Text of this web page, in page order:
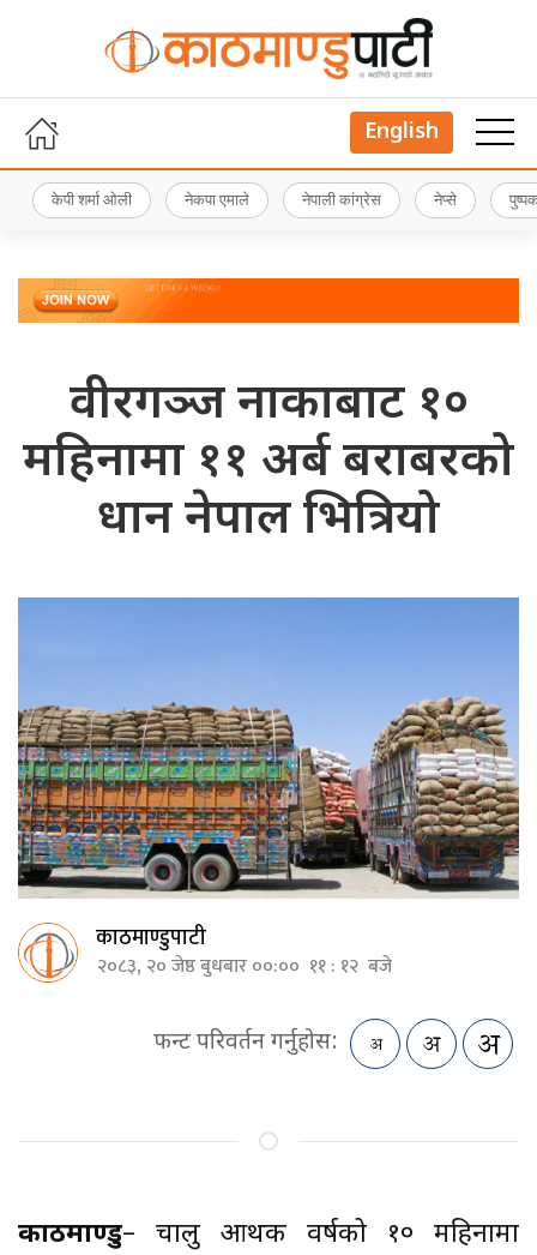
English
केपी शर्मा ओली नेकपा एमाले नेपाली कांग्रेस नेप्से
वीरगञ्ज नाकाबाट १०
महिनामा ११ अर्ब बराबरको
धान नेपाल भित्रियो
काठमाण्डुपाटी
२०८३, २० जेष्ठ बुधबार ००:०० ११ : १२ बजे
फन्ट परिवर्तन गर्नुहोस:
काठमाण्डु– चालु आर्थिक वर्षको १० महिनामा